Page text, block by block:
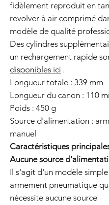
fidèlement reproduit en
revolver à air comprimé
modèle de qualité
Des cylindres
un rechargement rapide
disponibles ici .
Longueur totale : 339 mm
Longueur du canon : 110
Poids : 450 g
Source d'alimentation :
manuel
Caractéristiques
Aucune source
Il s'agit d'un modèle simple
armement pneumatique
nécessite aucune source